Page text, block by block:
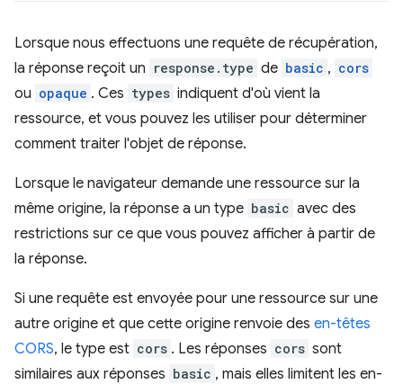
Lorsque nous effectuons une requête de récupération,
la réponse reçoit un response.type de basic , cors
ou opaque . Ces types indiquent d'où vient la
ressource, et vous pouvez les utiliser pour déterminer
comment traiter l'objet de réponse.
Lorsque le navigateur demande une ressource sur la
même origine, la réponse a un type basic avec des
restrictions sur ce que vous pouvez afficher à partir de
la réponse.
Si une requête est envoyée pour une ressource sur une
autre origine et que cette origine renvoie des en-têtes
CORS, le type est cors . Les réponses cors sont
similaires aux réponses basic , mais elles limitent les en-